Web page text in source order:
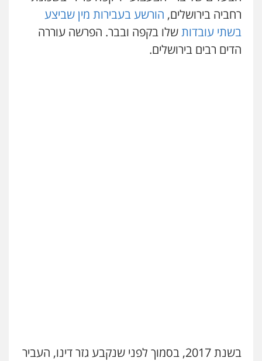
רחביה בירושלים, הורשע בעבירות מין שביצע
בשתי עובדותשלו בקפה ובבר. הפרשה עוררה
הדים רבים בירושלים.
בשנת 2017, בסמוך לפני שנקבע גזר דינו, העביר